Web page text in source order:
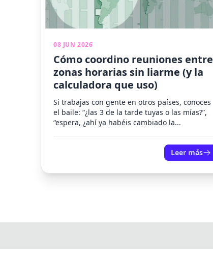
08 JUN 2026
Cómo coordino reuniones entre
zonas horarias sin liarme (y la
calculadora que uso)
Si trabajas con gente en otros países, conoces
el baile: “¿las 3 de la tarde tuyas o las mías?”,
“espera, ¿ahí ya habéis cambiado la...
Leer más